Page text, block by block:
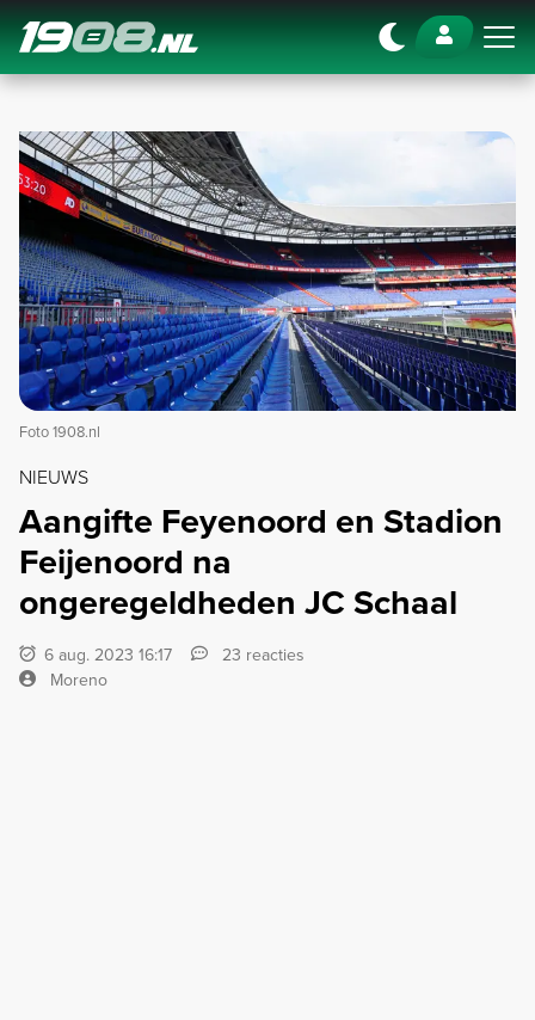
Navigation
Foto 1908.nl
NIEUWS
Aangifte Feyenoord en Stadion
Feijenoord na
ongeregeldheden JC Schaal
6 aug. 2023 16:17
23 reacties
Moreno